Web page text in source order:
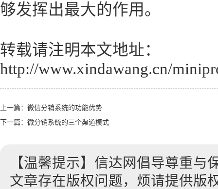
够发挥出最大的作用。
转载请注明本文地址：
http://www.xindawang.cn/
上一篇： 微信分销系统的功能优势
下一篇： 微分销系统的三个渠道模式
【温馨提示】信达网倡导尊重与
文章存在版权问题，烦请提供版